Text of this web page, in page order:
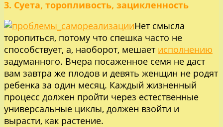
3. Суета, торопливость, зацикленность
Нет смысла
торопиться, потому что спешка часто не
способствует, а, наоборот, мешает исполнению
задуманного. Вчера посаженное семя не даст
вам завтра же плодов и девять женщин не родят
ребенка за один месяц. Каждый жизненный
процесс должен пройти через естественные
универсальные циклы, должен взойти и
вырасти, как растение.